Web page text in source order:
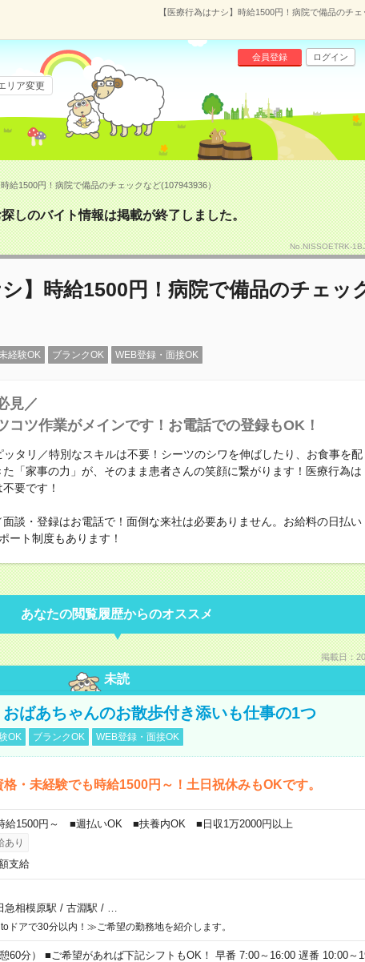
【医療行為はナシ】時給1500円！病院で備品のチ
会員登録 ログイン
リア変更
給1500円！病院で備品のチェックなど(107943936）
しのバイト情報は掲載が終了しました。
No.NISSOETRK-
シ】時給1500円！病院で備品のチェッ
経験OK ブランクOK WEB登録・面接OK
見／
コツ作業がメインです！お電話での登録もOK！
ッタリ／特別なスキルは不要！シーツのシワを伸ばしたり、お食事を配
「家事の力」が、そのまま患者さんの笑顔に繋がります！医療行為は
要です！
談・登録はお電話で！面倒な来社は必要ありません。お給料の日払い
ート制度もあります！
あなたの閲覧履歴からのオススメ
掲載日：
未読
おばあちゃんのお散歩付き添いも仕事の1つ
OK ブランクOK WEB登録・面接OK
・未経験でも時給1500円～！土日祝休みもOKです。
給1500円～ ■週払いOK ■扶養内OK ■日収1万2000円以上
あり
支給
急相模原駅 / 古淵駅 /
ドアで30分以内！≫ご希望の勤務地を紹介します。
60分） ■ご希望があれば下記シフトもOK！ 早番 7:00～16:00 遅番 10:00～